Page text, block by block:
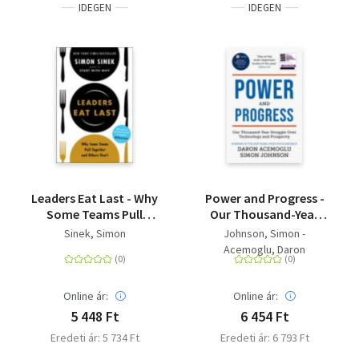
IDEGEN
Leaders Eat Last - Why
Some Teams Pull
Together and Others
Sinek, Simon
Online ár:
5 448 Ft
Eredeti ár: 5 734 Ft
IDEGEN
Power and Progress -
Our Thousand-Year
Struggle Over
Technology and
Prosperity
Johnson, Simon -
Acemoglu, Daron
Online ár:
6 454 Ft
Eredeti ár: 6 793 Ft